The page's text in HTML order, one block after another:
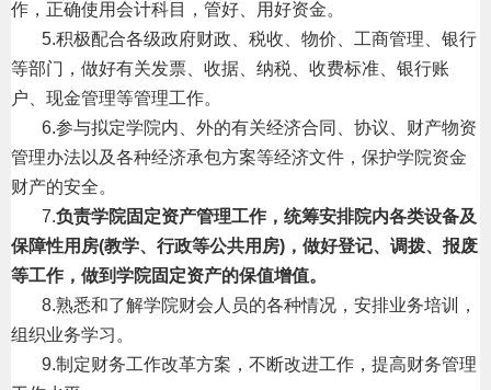
作，正确使用会计科目，管好、用好资金。
5.积极配合各级政府财政、税收、物价、工商管理、银行
等部门，做好有关发票、收据、纳税、收费标准、银行账
户、现金管理等管理工作。
6.参与拟定学院内、外的有关经济合同、协议、财产物资
管理办法以及各种经济承包方案等经济文件，保护学院资金
财产的安全。
7.负责学院固定资产管理工作，统筹安排院内各类设备及
保障性用房(教学、行政等公共用房) ，做好登记、调拨、报废
等工作，做到学院固定资产的保值增值。
8.熟悉和了解学院财会人员的各种情况，安排业务培训，
组织业务学习。
9.制定财务工作改革方案，不断改进工作，提高财务管理